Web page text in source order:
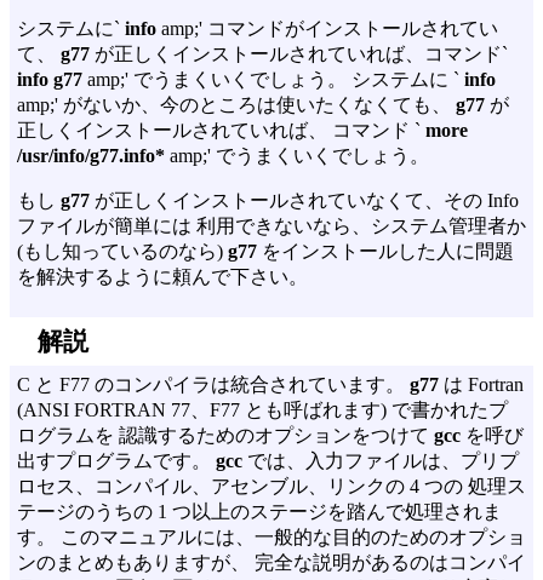
システムに` info amp;' コマンドがインストールされてい
て、 g77 が正しくインストールされていれば、コマンド`
info g77 amp;' でうまくいくでしょう。 システムに ` info
amp;' がないか、今のところは使いたくなくても、 g77 が
正しくインストールされていれば、 コマンド ` more
/usr/info/g77.info* amp;' でうまくいくでしょう。
もし g77 が正しくインストールされていなくて、その Info
ファイルが簡単には 利用できないなら、システム管理者か
(もし知っているのなら) g77 をインストールした人に問題
を解決するように頼んで下さい。
解説
C と F77 のコンパイラは統合されています。 g77 は Fortran
(ANSI FORTRAN 77、F77 とも呼ばれます) で書かれたプ
ログラムを 認識するためのオプションをつけて gcc を呼び
出すプログラムです。 gcc では、入力ファイルは、プリプ
ロセス、コンパイル、アセンブル、リンクの 4 つの 処理ス
テージのうちの 1 つ以上のステージを踏んで処理されま
す。 このマニュアルには、一般的な目的のためのオプショ
ンのまとめもありますが、 完全な説明があるのはコンパイ